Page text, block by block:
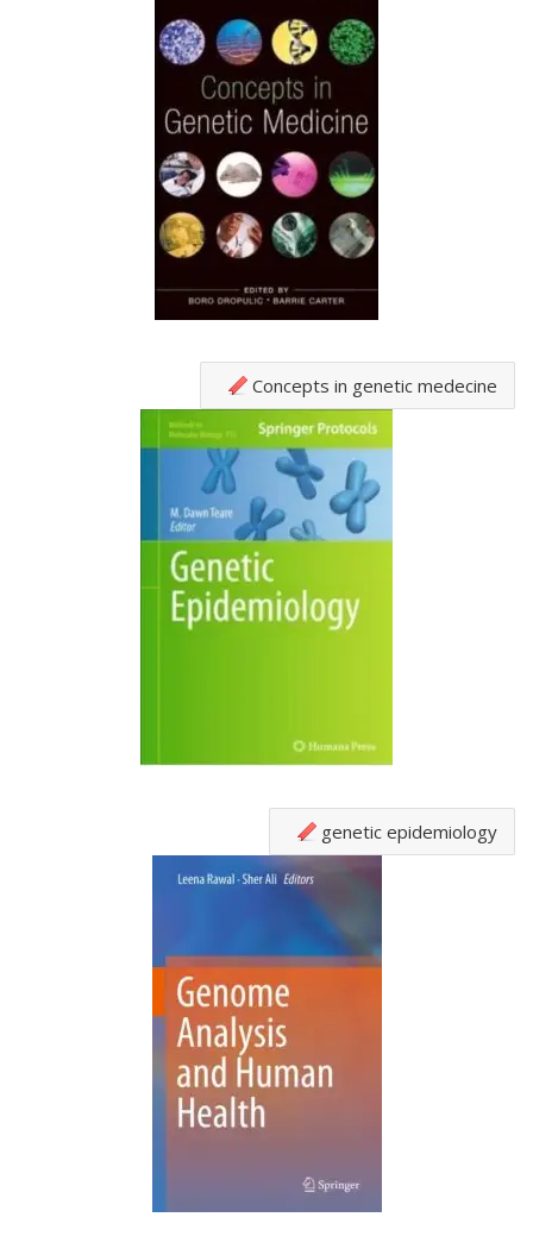
Concepts in genetic medecine
genetic epidemiology